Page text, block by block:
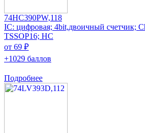
74HC390PW,118
IC: цифровая; 4bit,двоичный счетчик;
TSSOP16; HC
от 69 ₽
+1029 баллов
Подробнее